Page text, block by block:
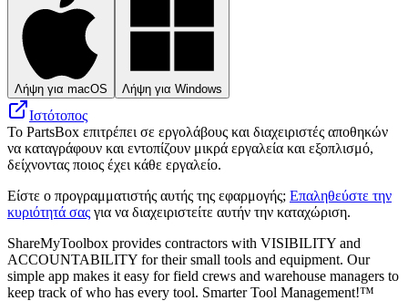
Λήψη για macOS Λήψη για Windows
Ιστότοπος
Το PartsBox επιτρέπει σε εργολάβους και διαχειριστές αποθηκών
να καταγράφουν και εντοπίζουν μικρά εργαλεία και εξοπλισμό,
δείχνοντας ποιος έχει κάθε εργαλείο.
Είστε ο προγραμματιστής αυτής της εφαρμογής; Επαληθεύστε την
κυριότητά σας για να διαχειριστείτε αυτήν την καταχώριση.
ShareMyToolbox provides contractors with VISIBILITY and
ACCOUNTABILITY for their small tools and equipment. Our
simple app makes it easy for field crews and warehouse managers to
keep track of who has every tool. Smarter Tool Management!™